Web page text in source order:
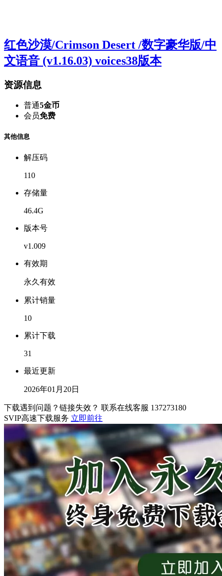
红色沙漠/Crimson Desert /数字豪华版/中
文语音 (v1.16.03) voices38版本
资源信息
普通5金币
会员免费
其他信息
解压码
110
存储量
46.4G
版本号
v1.009
有效期
永久有效
累计销量
10
累计下载
31
最近更新
2026年01月20日
下载遇到问题？链接失效？ 联系在线客服 137273180
SVIP高速下载服务 立即前往